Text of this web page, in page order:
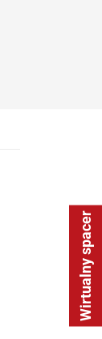
Wirtualny spacer